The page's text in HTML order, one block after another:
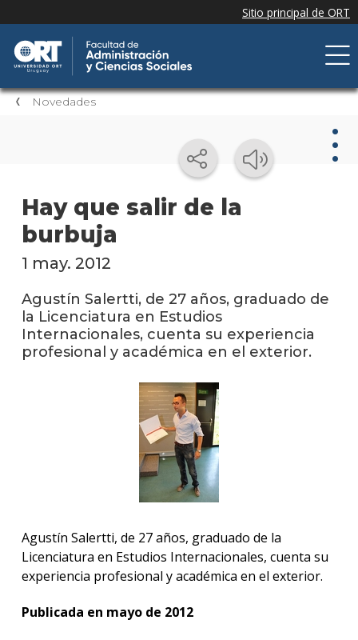
Novedades
Hay que salir de la
burbuja
1 may. 2012
Agustín Salertti, de 27 años, graduado de
la Licenciatura en Estudios
Internacionales, cuenta su experiencia
profesional y académica en el exterior.
Agustín Salertti, de 27 años, graduado de la
Licenciatura en Estudios Internacionales, cuenta su
experiencia profesional y académica en el exterior.
Publicada en mayo de 2012